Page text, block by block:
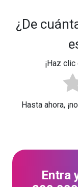
¿De
¡Haz
Hasta ahora,
Entra